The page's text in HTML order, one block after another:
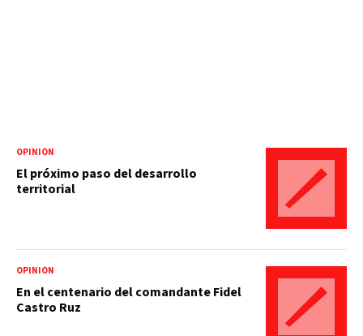
OPINIÓN
El próximo paso del desarrollo
territorial
OPINIÓN
En el centenario del comandante Fidel
Castro Ruz